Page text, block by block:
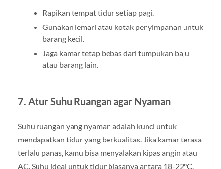
Rapikan tempat tidur setiap pagi.
Gunakan lemari atau kotak penyimpanan untuk
barang kecil.
Jaga kamar tetap bebas dari tumpukan baju
atau barang lain.
7. Atur Suhu Ruangan agar Nyaman
Suhu ruangan yang nyaman adalah kunci untuk
mendapatkan tidur yang berkualitas. Jika kamar terasa
terlalu panas, kamu bisa menyalakan kipas angin atau
AC. Suhu ideal untuk tidur biasanya antara 18-22°C,